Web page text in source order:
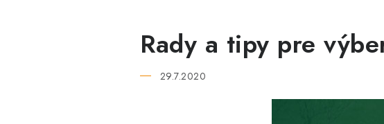
Rady a tipy pre
29.7.2020